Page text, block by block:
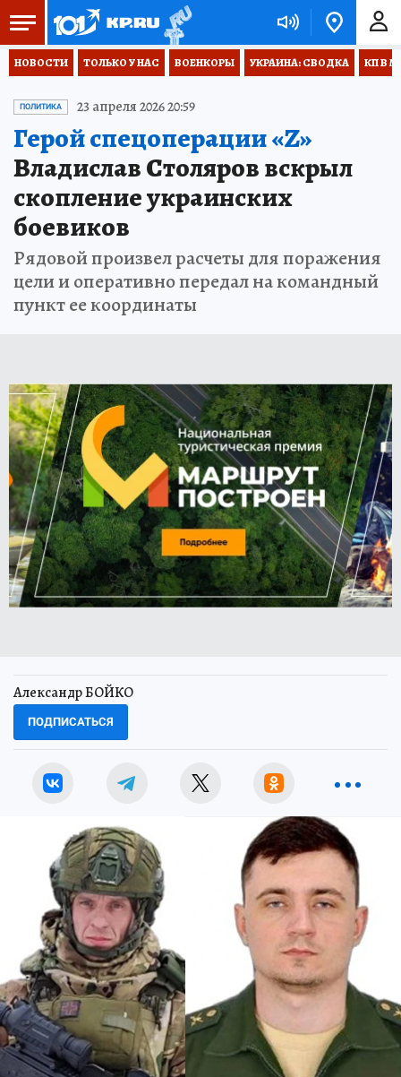
НОВОСТИ ТОЛЬКО У НАС ВОЕНКОРЫ УКРАИНА: СВОДКА КП В
ПОЛИТИКА 23 апреля 2026 20:59
Герой спецоперации «Z»
Владислав Столяров вскрыл
скопление украинских
боевиков
Рядовой произвел расчеты для поражения
цели и оперативно передал на командный
пункт ее координаты
Александр БОЙКО
ПОДПИСАТЬСЯ